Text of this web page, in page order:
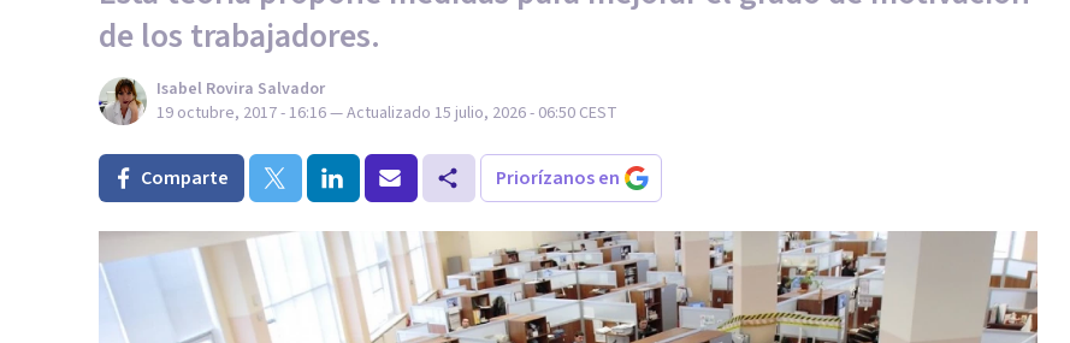
de los trabajadores.
Isabel Rovira Salvador
19 octubre, 2017 - 16:16— Actualizado 15 julio, 2026 - 06:50 CEST
Comparte Priorízanos en